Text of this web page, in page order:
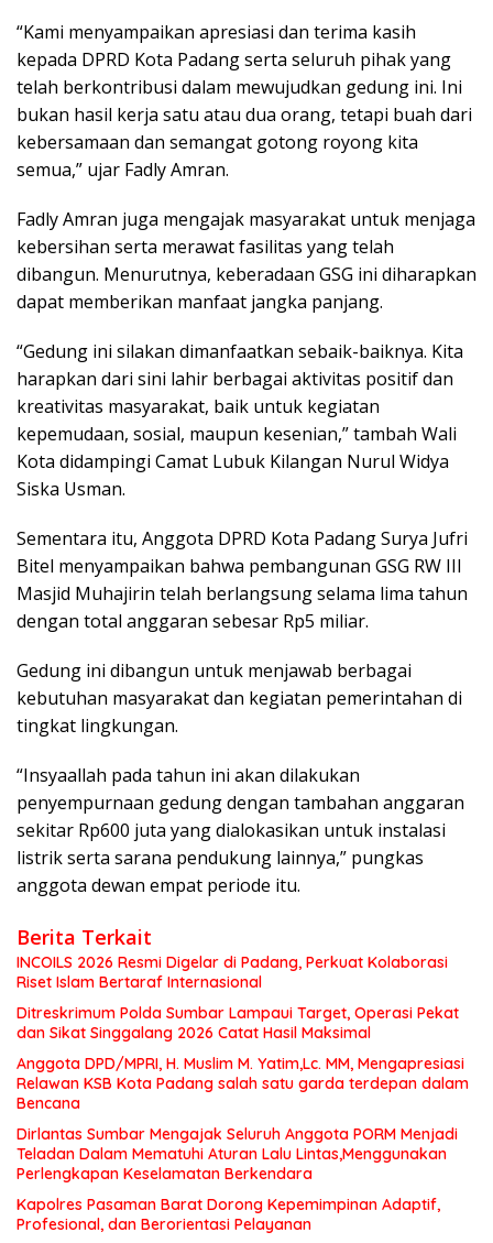
“Kami menyampaikan apresiasi dan terima kasih
kepada DPRD Kota Padang serta seluruh pihak yang
telah berkontribusi dalam mewujudkan gedung ini. Ini
bukan hasil kerja satu atau dua orang, tetapi buah dari
kebersamaan dan semangat gotong royong kita
semua,” ujar Fadly Amran.
Fadly Amran juga mengajak masyarakat untuk menjaga
kebersihan serta merawat fasilitas yang telah
dibangun. Menurutnya, keberadaan GSG ini diharapkan
dapat memberikan manfaat jangka panjang.
“Gedung ini silakan dimanfaatkan sebaik-baiknya. Kita
harapkan dari sini lahir berbagai aktivitas positif dan
kreativitas masyarakat, baik untuk kegiatan
kepemudaan, sosial, maupun kesenian,” tambah Wali
Kota didampingi Camat Lubuk Kilangan Nurul Widya
Siska Usman.
Sementara itu, Anggota DPRD Kota Padang Surya Jufri
Bitel menyampaikan bahwa pembangunan GSG RW III
Masjid Muhajirin telah berlangsung selama lima tahun
dengan total anggaran sebesar Rp5 miliar.
Gedung ini dibangun untuk menjawab berbagai
kebutuhan masyarakat dan kegiatan pemerintahan di
tingkat lingkungan.
“Insyaallah pada tahun ini akan dilakukan
penyempurnaan gedung dengan tambahan anggaran
sekitar Rp600 juta yang dialokasikan untuk instalasi
listrik serta sarana pendukung lainnya,” pungkas
anggota dewan empat periode itu.
Berita Terkait
INCOILS 2026 Resmi Digelar di Padang, Perkuat Kolaborasi
Riset Islam Bertaraf Internasional
Ditreskrimum Polda Sumbar Lampaui Target, Operasi Pekat
dan Sikat Singgalang 2026 Catat Hasil Maksimal
Anggota DPD/MPRI, H. Muslim M. Yatim,Lc. MM, Mengapresiasi
Relawan KSB Kota Padang salah satu garda terdepan dalam
Bencana
Dirlantas Sumbar Mengajak Seluruh Anggota PORM Menjadi
Teladan Dalam Mematuhi Aturan Lalu Lintas,Menggunakan
Perlengkapan Keselamatan Berkendara
Kapolres Pasaman Barat Dorong Kepemimpinan Adaptif,
Profesional, dan Berorientasi Pelayanan